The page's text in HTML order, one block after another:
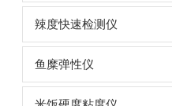
辣度快速检测仪
鱼糜弹性仪